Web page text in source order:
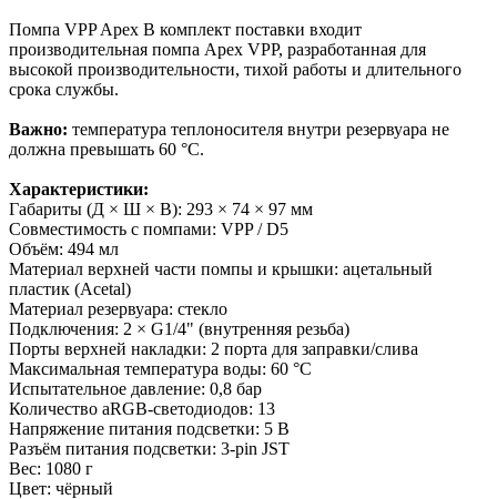
Помпа VPP Apex В комплект поставки входит
производительная помпа Apex VPP, разработанная для
высокой производительности, тихой работы и длительного
срока службы.
Важно: температура теплоносителя внутри резервуара не
должна превышать 60 °C.
Характеристики:
Габариты (Д × Ш × В): 293 × 74 × 97 мм
Совместимость с помпами: VPP / D5
Объём: 494 мл
Материал верхней части помпы и крышки: ацетальный
пластик (Acetal)
Материал резервуара: стекло
Подключения: 2 × G1/4" (внутренняя резьба)
Порты верхней накладки: 2 порта для заправки/слива
Максимальная температура воды: 60 °C
Испытательное давление: 0,8 бар
Количество aRGB-светодиодов: 13
Напряжение питания подсветки: 5 В
Разъём питания подсветки: 3-pin JST
Вес: 1080 г
Цвет: чёрный